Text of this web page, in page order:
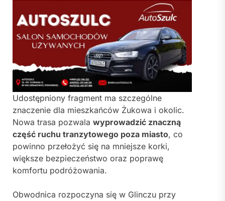
Udostępniony fragment ma szczególne
znaczenie dla mieszkańców Żukowa i okolic.
Nowa trasa pozwala wyprowadzić znaczną
część ruchu tranzytowego poza miasto, co
powinno przełożyć się na mniejsze korki,
większe bezpieczeństwo oraz poprawę
komfortu podróżowania.
Obwodnica rozpoczyna się w Glinczu przy